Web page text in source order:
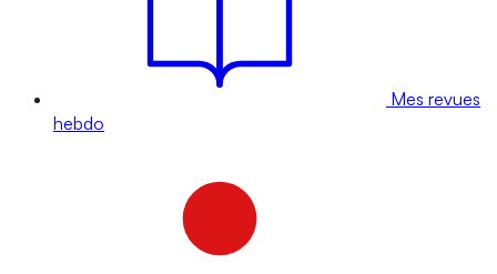
Mes revues
hebdo